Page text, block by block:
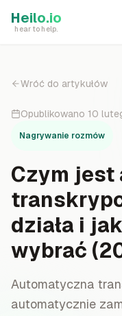
Heilo.io
hear to help.
Wróć do artykułów
Opublikowano 10
Nagrywanie rozmów
Czym jest
działa i
wybrać
Automatyczna
automatycznie